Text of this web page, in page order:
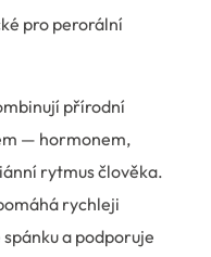
pro perorální
přírodní
— hormonem,
rytmus člověka.
rychleji
a podporuje